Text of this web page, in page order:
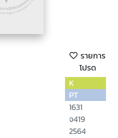
รายการ
โปรด
K
PT
1631
จ419
2564